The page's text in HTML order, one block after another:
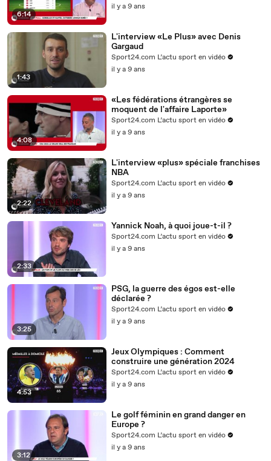
6:14
il y a 9 ans
1:43
L'interview «Le Plus» avec Denis
Gargaud
Sport24.com L’actu sport en vidéo
il y a 9 ans
4:08
«Les fédérations étrangères se
moquent de l'affaire Laporte»
Sport24.com L’actu sport en vidéo
il y a 9 ans
2:22
L'interview «plus» spéciale franchises
NBA
Sport24.com L’actu sport en vidéo
il y a 9 ans
2:33
Yannick Noah, à quoi joue-t-il ?
Sport24.com L’actu sport en vidéo
il y a 9 ans
3:25
PSG, la guerre des égos est-elle
déclarée ?
Sport24.com L’actu sport en vidéo
il y a 9 ans
4:53
Jeux Olympiques : Comment
construire une génération 2024
Sport24.com L’actu sport en vidéo
il y a 9 ans
3:12
Le golf féminin en grand danger en
Europe ?
Sport24.com L’actu sport en vidéo
il y a 9 ans